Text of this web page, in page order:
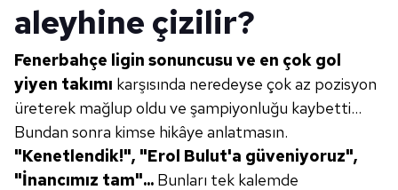
aleyhine çizilir?
Fenerbahçe ligin sonuncusu ve en çok gol
yiyen takımı karşısında neredeyse çok az pozisyon
üreterek mağlup oldu ve şampiyonluğu kaybetti...
Bundan sonra kimse hikâye anlatmasın.
"Kenetlendik!", "Erol Bulut'a güveniyoruz",
"İnancımız tam"... Bunları tek kalemde